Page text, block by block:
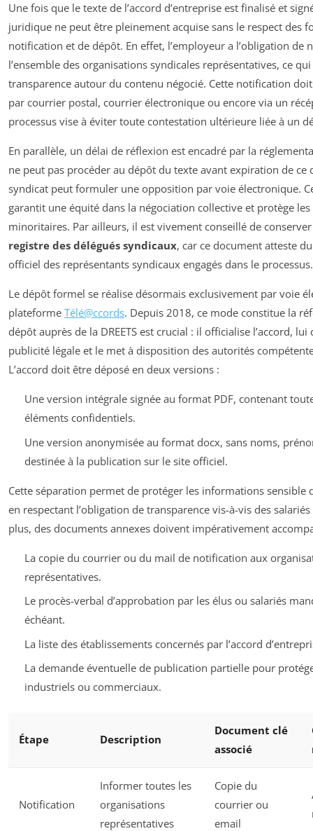
Une fois que le texte de l’accord d’entreprise est finalisé et
juridique ne peut être pleinement acquise sans le respect des
notification et de dépôt. En effet, l’employeur a l’obligation de
l’ensemble des organisations syndicales représentatives, ce
transparence autour du contenu négocié. Cette notification
par courrier postal, courrier électronique ou encore via un
processus vise à éviter toute contestation ultérieure liée à un
En parallèle, un délai de réflexion est encadré par la
ne peut pas procéder au dépôt du texte avant expiration de ce
syndicat peut formuler une opposition par voie électronique.
garantit une équité dans la négociation collective et protège
minoritaires. Par ailleurs, il est vivement conseillé de
registre des délégués syndicaux, car ce document atteste
officiel des représentants syndicaux engagés dans le processus.
Le dépôt formel se réalise désormais exclusivement par voie
plateforme Télé@ccords. Depuis 2018, ce mode constitue la
dépôt auprès de la DREETS est crucial : il officialise l’accord, lui
publicité légale et le met à disposition des autorités
L’accord doit être déposé en deux versions :
Une version intégrale signée au format PDF, contenant
éléments confidentiels.
Une version anonymisée au format docx, sans noms,
destinée à la publication sur le site officiel.
Cette séparation permet de protéger les informations sensible
en respectant l’obligation de transparence vis-à-vis des
plus, des documents annexes doivent impérativement
La copie du courrier ou du mail de notification aux
représentatives.
Le procès-verbal d’approbation par les élus ou salariés
échéant.
La liste des établissements concernés par l’accord
La demande éventuelle de publication partielle pour
industriels ou commerciaux.
Étape Description
Document clé
associé
Notification
Informer toutes les
organisations
représentatives
Copie du
courrier ou
email